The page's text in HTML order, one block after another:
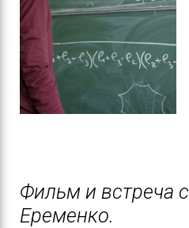
Фильм и встреча
Еременко.